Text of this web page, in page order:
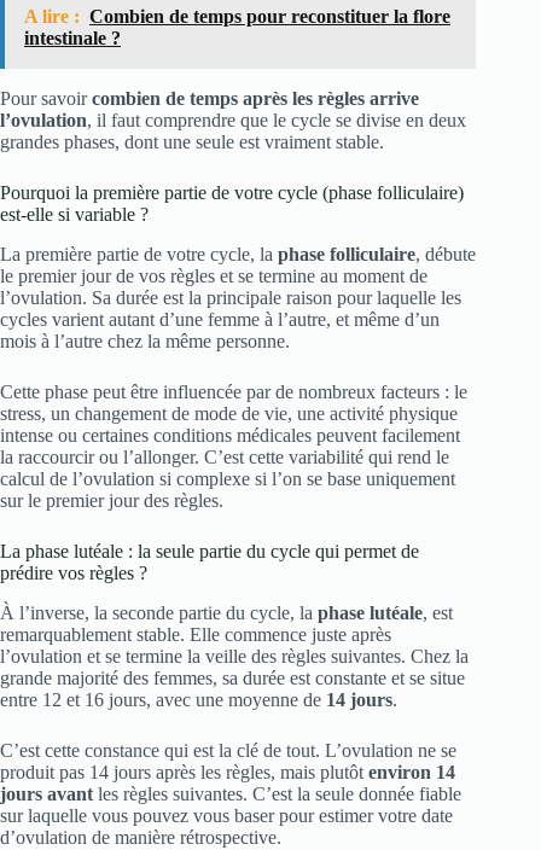
A lire : Combien de temps pour reconstituer la flore
intestinale ?
Pour savoircombien de temps après les règles arrive
l’ovulation, il faut comprendre que le cycle se divise en deux
grandes phases, dont une seule est vraiment stable.
Pourquoi la première partie de votre cycle (phase folliculaire)
est-elle si variable ?
La première partie de votre cycle, la phase folliculaire, débute
le premier jour de vos règles et se termine au moment de
l’ovulation. Sa durée est la principale raison pour laquelle les
cycles varient autant d’une femme à l’autre, et même d’un
mois à l’autre chez la même personne.
Cette phase peut être influencée par de nombreux facteurs : le
stress, un changement de mode de vie, une activité physique
intense ou certaines conditions médicales peuvent facilement
la raccourcir ou l’allonger. C’est cette variabilité qui rend le
calcul de l’ovulation si complexe si l’on se base uniquement
sur le premier jour des règles.
La phase lutéale : la seule partie du cycle qui permet de
prédire vos règles ?
À l’inverse, la seconde partie du cycle, la phase lutéale, est
remarquablement stable. Elle commence juste après
l’ovulation et se termine la veille des règles suivantes. Chez la
grande majorité des femmes, sa durée est constante et se situe
entre 12 et 16 jours, avec une moyenne de 14 jours.
C’est cette constance qui est la clé de tout. L’ovulation ne se
produit pas 14 jours après les règles, mais plutôt environ 14
jours avant les règles suivantes. C’est la seule donnée fiable
sur laquelle vous pouvez vous baser pour estimer votre date
d’ovulation de manière rétrospective.